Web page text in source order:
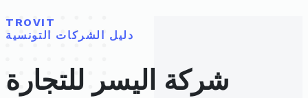
TROVIT
دليل الشركات التونسية
شركة اليسر للتجارة